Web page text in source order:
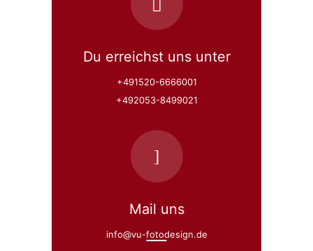
Du erreichst uns unter
+491520-6666001
+492053-8499021
Mail uns
info@vu-fotodesign.de